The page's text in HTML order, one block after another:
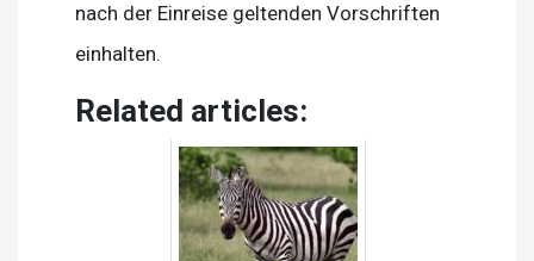
nach der Einreise geltenden Vorschriften
einhalten.
Related articles: